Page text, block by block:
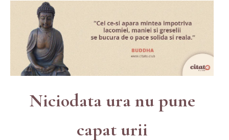
Niciodata ura nu pune
capat urii